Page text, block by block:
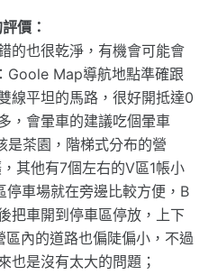
價：
的也很乾淨，有機會可能會
Map導航地點準確跟
線平坦的馬路，很好開抵達0
，會暈車的建議吃個暈車
茶園，階梯式分布的營
其他有7個左右的V區1帳小
停車場就在旁邊比較方便，B
把車開到停車區停放，上下
內的道路也偏陡偏小，不過
也是沒有太大的問題；